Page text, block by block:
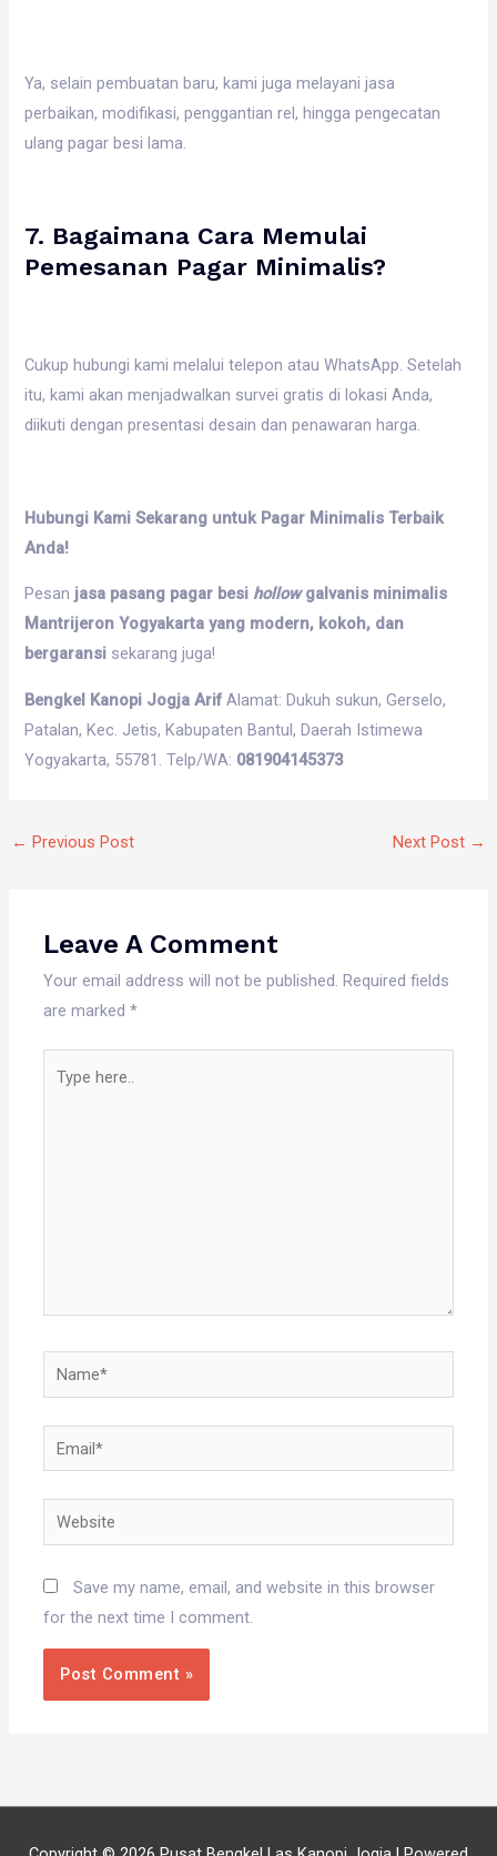
Ya, selain pembuatan baru, kami juga melayani jasa
perbaikan, modifikasi, penggantian rel, hingga pengecatan
ulang pagar besi lama.
7. Bagaimana Cara Memulai
Pemesanan Pagar Minimalis?
Cukup hubungi kami melalui telepon atau WhatsApp. Setelah
itu, kami akan menjadwalkan survei gratis di lokasi Anda,
diikuti dengan presentasi desain dan penawaran harga.
Hubungi Kami Sekarang untuk Pagar Minimalis Terbaik
Anda!
Pesan jasa pasang pagar besi hollowgalvanis minimalis
Mantrijeron Yogyakarta yang modern, kokoh, dan
bergaransi sekarang juga!
Bengkel Kanopi Jogja Arif Alamat: Dukuh sukun, Gerselo,
Patalan, Kec. Jetis, Kabupaten Bantul, Daerah Istimewa
Yogyakarta, 55781. Telp/WA: 081904145373
← Previous Post Next Post →
Leave A Comment
Your email address will not be published. Required fields
are marked*
Name*
Email*
Website
Save my name, email, and website in this browser
for the next time I comment.